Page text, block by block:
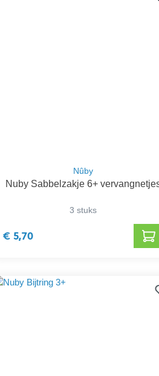
Nûby
Nuby Sabbelzakje 6+
3 stuks
€ 5,70